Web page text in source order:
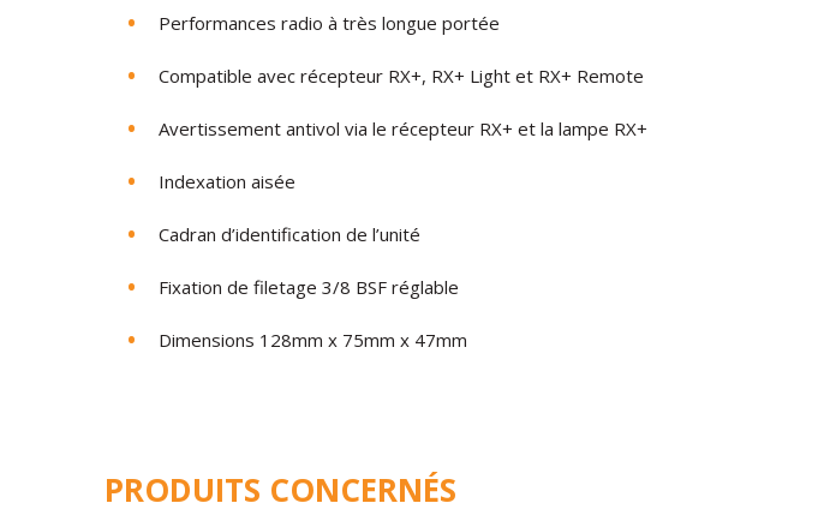
Performances radio à très longue portée
Compatible avec récepteur RX+, RX+ Light et RX+ Remote
Avertissement antivol via le récepteur RX+ et la lampe RX+
Indexation aisée
Cadran d’identification de l’unité
Fixation de filetage 3/8 BSF réglable
Dimensions 128mm x 75mm x 47mm
PRODUITS CONCERNÉS